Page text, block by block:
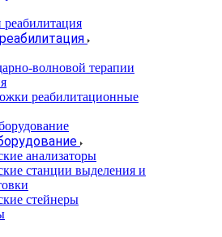
волновой терапии
реабилитационные
анализаторы
станции выделения и
стейнеры